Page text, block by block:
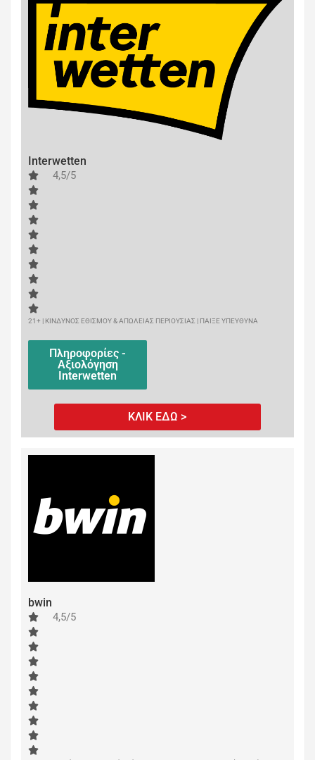
Interwetten
4,5/5
21+ | ΚΙΝΔΥΝΟΣ ΕΘΙΣΜΟΥ & ΑΠΩΛΕΙΑΣ ΠΕΡΙΟΥΣΙΑΣ | ΠΑΙΞΕ ΥΠΕΥΘΥΝΑ
Πληροφορίες -
Αξιολόγηση
Interwetten
ΚΛΙΚ ΕΔΩ >
bwin
4,5/5